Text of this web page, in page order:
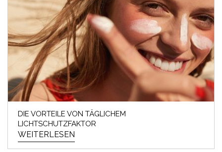
DIE VORTEILE VON TÄGLICHEM
LICHTSCHUTZFAKTOR
WEITERLESEN